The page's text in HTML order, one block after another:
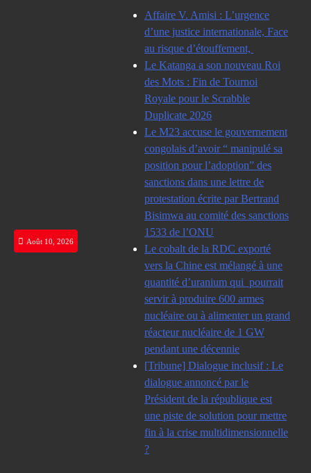
Août 10, 2026
Affaire V. Amisi : L’urgence
d’une justice internationale, Face
au risque d’étouffement,
Le Katanga a son nouveau Roi
des Mots : Fin de Tournoi
Royale pour le Scrabble
Duplicate 2026
Le M23 accuse le gouvernement
congolais d’avoir “ manipulé sa
position pour l’adoption” des
sanctions dans une lettre de
protestation écrite par Bertrand
Bisimwa au comité des sanctions
1533 de l’ONU
Le cobalt de la RDC exporté
vers la Chine est mélangé à une
quantité d’uranium qui pourrait
servir à produire 600 armes
nucléaire ou à alimenter un grand
réacteur nucléaire de 1 GW
pendant une décennie
[Tribune] Dialogue inclusif : Le
dialogue annoncé par le
Président de la république est
une piste de solution pour mettre
fin à la crise multidimensionnelle
?